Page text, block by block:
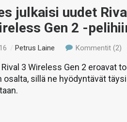
julkaisi uudet
Gen 2 -
/Petrus Laine Kommentit (2)
Rival 3 Wireless Gen 2 eroavat
osalta, sillä ne hyödyntävät